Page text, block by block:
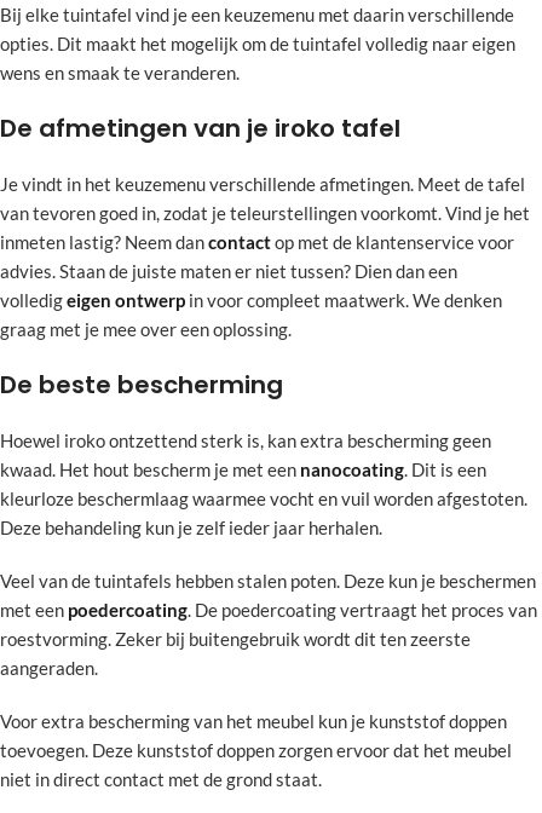
Bij elke tuintafel vind je een keuzemenu met daarin verschillende
opties. Dit maakt het mogelijk om de tuintafel volledig naar eigen
wens en smaak te veranderen.
De afmetingen van je iroko tafel
Je vindt in het keuzemenu verschillende afmetingen. Meet de tafel
van tevoren goed in, zodat je teleurstellingen voorkomt. Vind je het
inmeten lastig? Neem dancontactop met de klantenservice voor
advies. Staan de juiste maten er niet tussen? Dien dan een
volledigeigen ontwerp in voor compleet maatwerk. We denken
graag met je mee over een oplossing.
De beste bescherming
Hoewel iroko ontzettend sterk is, kan extra bescherming geen
kwaad. Het hout bescherm je met een nanocoating. Dit is een
kleurloze beschermlaag waarmee vocht en vuil worden afgestoten.
Deze behandeling kun je zelf ieder jaar herhalen.
Veel van de tuintafels hebben stalen poten. Deze kun je beschermen
met een poedercoating. De poedercoating vertraagt het proces van
roestvorming. Zeker bij buitengebruik wordt dit ten zeerste
aangeraden.
Voor extra bescherming van het meubel kun je kunststof doppen
toevoegen. Deze kunststof doppen zorgen ervoor dat het meubel
niet in direct contact met de grond staat.